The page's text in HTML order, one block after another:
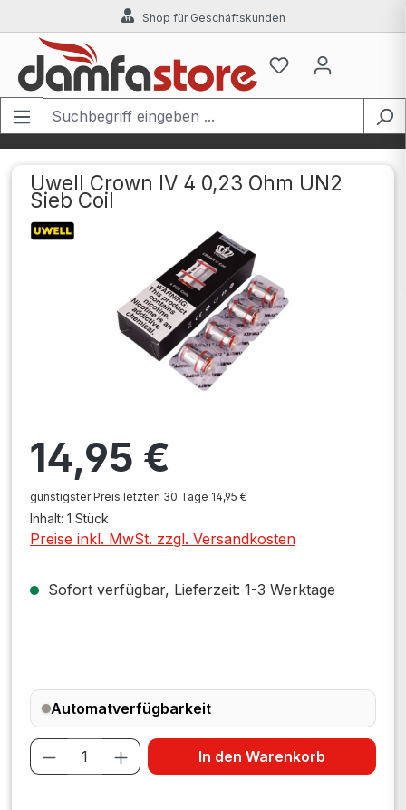
Zum Hauptinhalt springenShop für Geschäftskunden
Uwell Crown IV 4 0,23 Ohm UN2
Sieb Coil
Bildergalerie überspringen
14,95 €
günstigster Preis letzten 30 Tage 14,95 €
Inhalt: 1 Stück
Preise inkl. MwSt. zzgl. Versandkosten
Sofort verfügbar, Lieferzeit: 1-3 Werktage
Automatverfügbarkeit
Produkt Anzahl: Gib den
In den Warenkorb